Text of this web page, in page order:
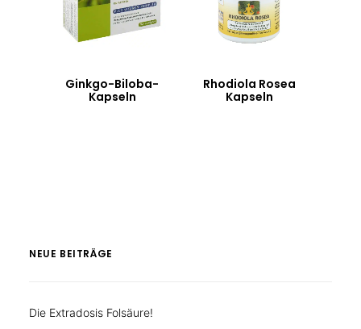
Ginkgo-Biloba-
Kapseln
Rhodiola Rosea
Kapseln
NEUE BEITRÄGE
Die Extradosis Folsäure!